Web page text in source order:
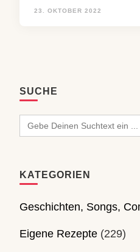
23. OKTOBER 2022
SUCHE
Search
for:
KATEGORIEN
Geschichten, Songs,
Eigene Rezepte (229)